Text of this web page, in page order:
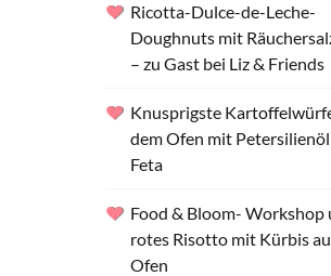
Ricotta-Dulce-de-Leche-
Doughnuts mit
– zu Gast bei Liz & Friends
Knusprigste
dem Ofen mit
Feta
Food & Bloom- Workshop
rotes Risotto mit Kürbis
Ofen